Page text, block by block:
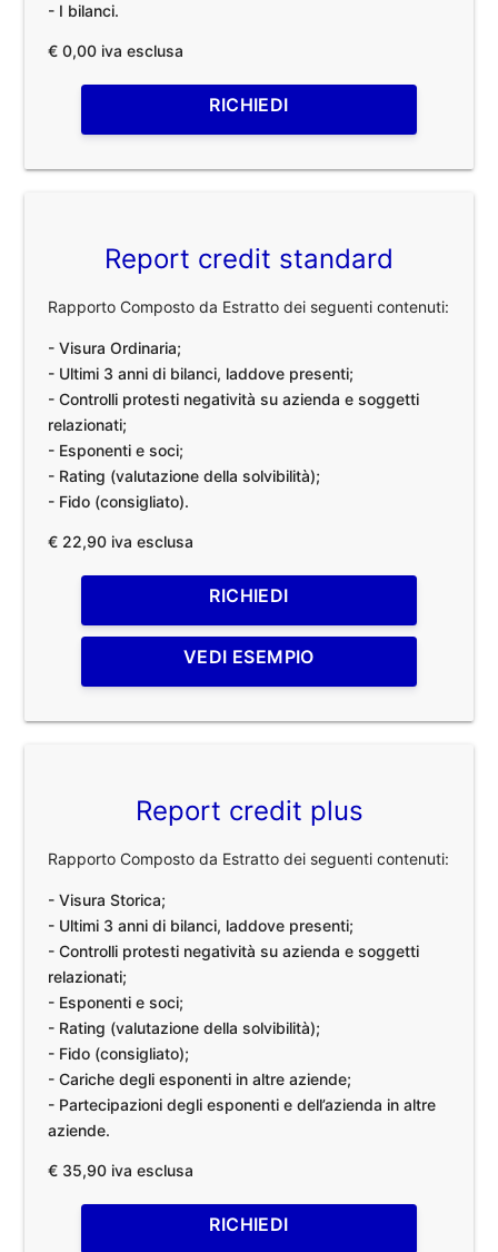
- I bilanci.
€ 0,00 iva esclusa
RICHIEDI
Report credit standard
Rapporto Composto da Estratto dei seguenti contenuti:
- Visura Ordinaria;
- Ultimi 3 anni di bilanci, laddove presenti;
- Controlli protesti negatività su azienda e soggetti
relazionati;
- Esponenti e soci;
- Rating (valutazione della solvibilità);
- Fido (consigliato).
€ 22,90 iva esclusa
RICHIEDI
VEDI ESEMPIO
Report credit plus
Rapporto Composto da Estratto dei seguenti contenuti:
- Visura Storica;
- Ultimi 3 anni di bilanci, laddove presenti;
- Controlli protesti negatività su azienda e soggetti
relazionati;
- Esponenti e soci;
- Rating (valutazione della solvibilità);
- Fido (consigliato);
- Cariche degli esponenti in altre aziende;
- Partecipazioni degli esponenti e dell’azienda in altre
aziende.
€ 35,90 iva esclusa
RICHIEDI